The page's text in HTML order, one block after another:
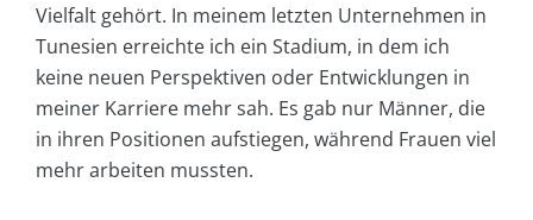
Vielfalt gehört. In meinem letzten Unternehmen in
Tunesien erreichte ich ein Stadium, in dem ich
keine neuen Perspektiven oder Entwicklungen in
meiner Karriere mehr sah. Es gab nur Männer, die
in ihren Positionen aufstiegen, während Frauen viel
mehr arbeiten mussten.